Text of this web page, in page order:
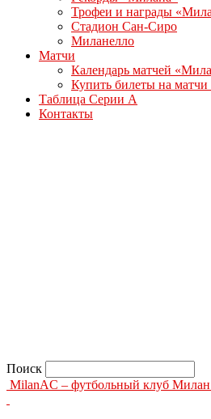
Трофеи и награды
Стадион Сан-Сиро
Миланелло
Матчи
Календарь матчей
Купить билеты на
Таблица Серии А
Контакты
Поиск
MilanAC – футбольный клуб